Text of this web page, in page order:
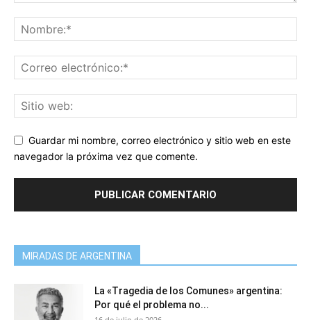
Guardar mi nombre, correo electrónico y sitio web en este
navegador la próxima vez que comente.
MIRADAS DE ARGENTINA
La «Tragedia de los Comunes» argentina:
Por qué el problema no...